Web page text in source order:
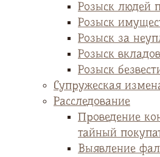
Розыск людей
Розыск
Розыск за
Розыск
Розыск
Супружеская
Расследование
Проведение
тайный
Выявление